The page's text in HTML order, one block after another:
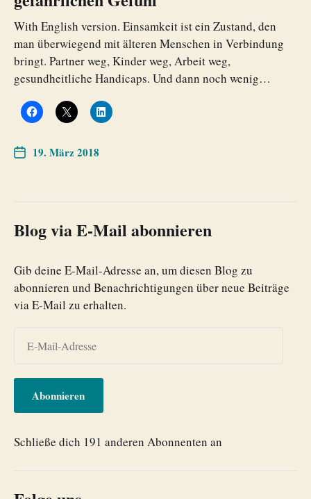
With English version. Einsamkeit ist ein Zustand, den
man überwiegend mit älteren Menschen in Verbindung
bringt. Partner weg, Kinder weg, Arbeit weg,
gesundheitliche Handicaps. Und dann noch wenig…
19. März 2018
Blog via E-Mail abonnieren
Gib deine E-Mail-Adresse an, um diesen Blog zu
abonnieren und Benachrichtigungen über neue Beiträge
via E-Mail zu erhalten.
Abonnieren
Schließe dich 191 anderen Abonnenten an